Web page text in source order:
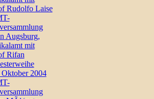
Rudolfo Laise
Augsburg,
mit
Rifan
2004